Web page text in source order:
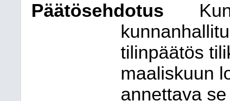
Päätösehdotus
tilinpäätös
maaliskuun
annettava